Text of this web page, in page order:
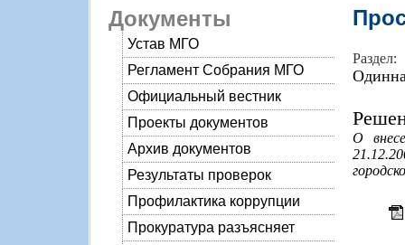
Документы
Устав МГО
Регламент Собрания МГО
Официальный вестник
Проекты документов
Архив документов
Результаты проверок
Профилактика коррупции
Прокуратура разъясняет
Раздел:
О